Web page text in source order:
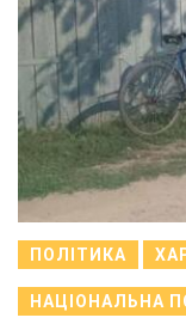
ПОЛІТИКА
НАЦІОНАЛЬНА